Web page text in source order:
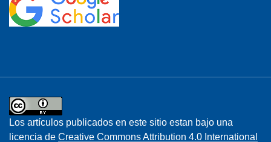
Los artículos publicados en este sitio estan bajo una
licencia de Creative Commons Attribution 4.0 International